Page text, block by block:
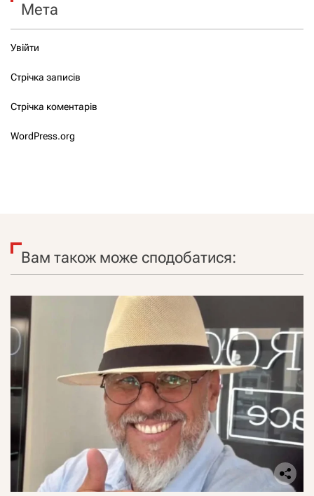
Мета
Увійти
Стрічка записів
Стрічка коментарів
WordPress.org
Вам також може сподобатися: